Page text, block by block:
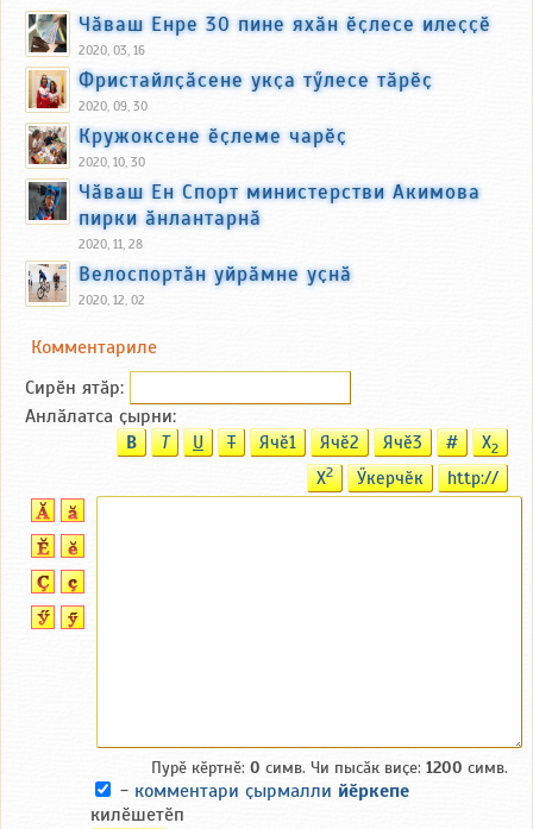
Чӑваш Енре 30 пине яхӑн ӗҫлесе илеҫҫӗ
2020, 03, 16
Фристайлҫӑсене укҫа тӳлесе тӑрӗҫ
2020, 09, 30
Кружоксене ӗҫлеме чарӗҫ
2020, 10, 30
Чӑваш Ен Спорт министерстви Акимова
пирки ӑнлантарнӑ
2020, 11, 28
Велоспортӑн уйрӑмне уҫнӑ
2020, 12, 02
Комментариле
Сирӗн ятӑp:
Анлӑлатса ҫырни:
B T U T Ячӗ1 Ячӗ2 Ячӗ3 # X2
X2 Ӳкерчӗк http://
Пурӗ кӗртнӗ: 0 симв. Чи пысӑк виҫе: 1200 симв.
- комментари ҫырмалли йӗркепе
килӗшетӗп